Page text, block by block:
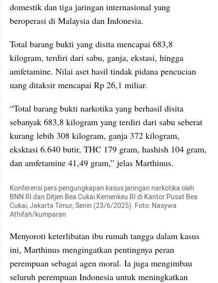
domestik dan tiga jaringan internasional yang
beroperasi di Malaysia dan Indonesia.
Total barang bukti yang disita mencapai 683,8
kilogram, terdiri dari sabu, ganja, ekstasi, hingga
amfetamine. Nilai aset hasil tindak pidana pencucian
uang ditaksir mencapai Rp 26,1 miliar.
“Total barang bukti narkotika yang berhasil disita
sebanyak 683,8 kilogram yang terdiri dari sabu seberat
kurang lebih 308 kilogram, ganja 372 kilogram,
eksktasi 6.640 butir, THC 179 gram, hashish 104 gram,
dan amfetamine 41,49 gram,” jelas Marthinus.
Konferensi pers pengungkapan kasus jaringan narkotika oleh
BNN RI dan Ditjen Bea Cukai Kemenkeu RI di Kantor Pusat Bea
Cukai, Jakarta Timur, Senin (23/6/2025). Foto: Nasywa
Athifah/kumparan
Menyoroti keterlibatan ibu rumah tangga dalam kasus
ini, Marthinus mengingatkan pentingnya peran
perempuan sebagai agen moral. Ia juga mengimbau
seluruh perempuan Indonesia untuk meningkatkan